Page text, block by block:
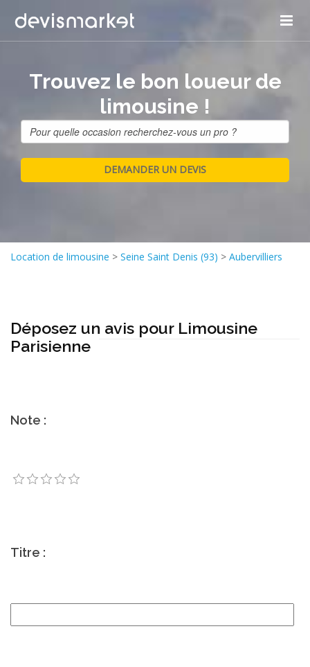
Trouvez le bon loueur de
limousine !
Location de limousine > Seine Saint Denis (93) > Aubervilliers
Déposez un avis pour Limousine
Parisienne
Note :
Titre :